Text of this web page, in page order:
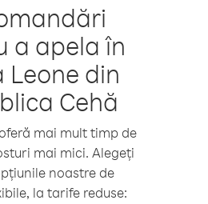
a apela în
Leone din
Cehă
mai mult timp de
mai mici. Alegeți
noastre de
la tarife reduse: